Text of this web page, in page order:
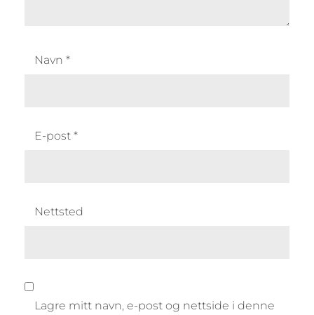
Navn *
E-post *
Nettsted
Lagre mitt navn, e-post og nettside i denne